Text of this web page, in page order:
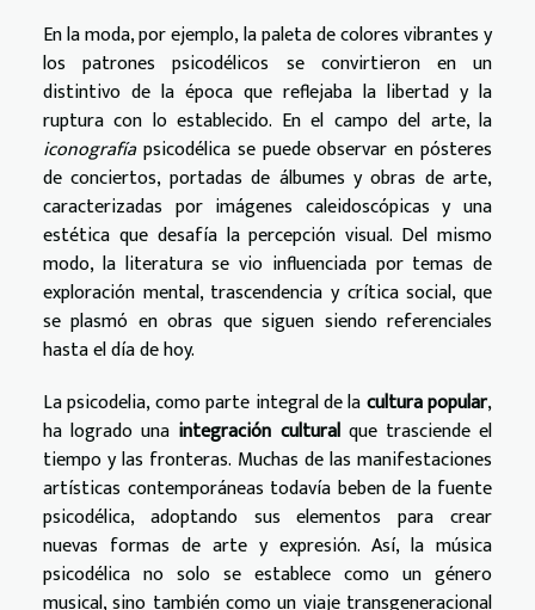
En la moda, por ejemplo, la paleta de colores vibrantes y
los patrones psicodélicos se convirtieron en un
distintivo de la época que reflejaba la libertad y la
ruptura con lo establecido. En el campo del arte, la
iconografíapsicodélica se puede observar en pósteres
de conciertos, portadas de álbumes y obras de arte,
caracterizadas por imágenes caleidoscópicas y una
estética que desafía la percepción visual. Del mismo
modo, la literatura se vio influenciada por temas de
exploración mental, trascendencia y crítica social, que
se plasmó en obras que siguen siendo referenciales
hasta el día de hoy.
La psicodelia, como parte integral de lacultura popular,
ha logrado una integración culturalque trasciende el
tiempo y las fronteras. Muchas de las manifestaciones
artísticas contemporáneas todavía beben de la fuente
psicodélica, adoptando sus elementos para crear
nuevas formas de arte y expresión. Así, la música
psicodélica no solo se establece como un género
musical, sino también como un viaje transgeneracional